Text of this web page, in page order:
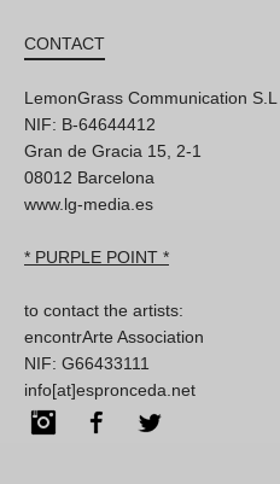
CONTACT
LemonGrass Communication S.L
NIF: B-64644412
Gran de Gracia 15, 2-1
08012 Barcelona
www.lg-media.es
* PURPLE POINT *
to contact the artists:
encontrArte Association
NIF: G66433111
info[at]espronceda.net
InstagramFacebook